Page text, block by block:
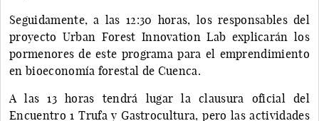
Seguidamente, a las 12:30 horas, los responsables del
proyecto Urban Forest Innovation Lab explicarán los
pormenores de este programa para el emprendimiento
en bioeconomía forestal de Cuenca.
A las 13 horas tendrá lugar la clausura oficial del
Encuentro 1 Trufa y Gastrocultura, pero las actividades